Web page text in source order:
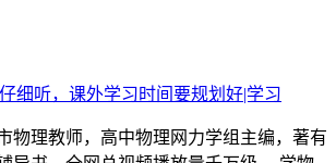
细听，课外学习时间要规划好|学习
物理教师，高中物理网力学组主编，著有